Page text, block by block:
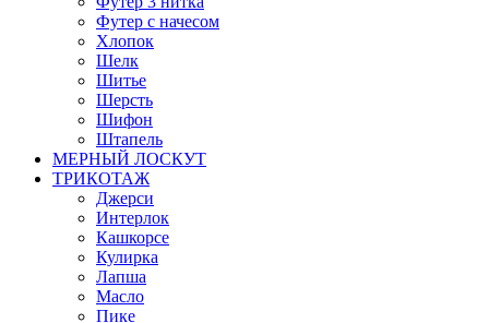
Футер с начесом
Хлопок
Шелк
Шитье
Шерсть
Шифон
Штапель
МЕРНЫЙ ЛОСКУТ
ТРИКОТАЖ
Джерси
Интерлок
Кашкорсе
Кулирка
Лапша
Масло
Пике